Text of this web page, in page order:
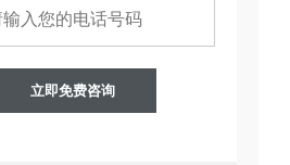
立即免费咨询